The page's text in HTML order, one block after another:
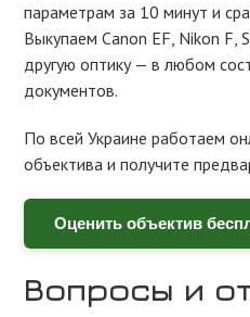
параметрам за 10 минут и
Выкупаем Canon EF, Nikon F,
другую оптику — в любом
документов.
По всей Украине работаем
объектива и получите
Оценить объектив
Вопросы и